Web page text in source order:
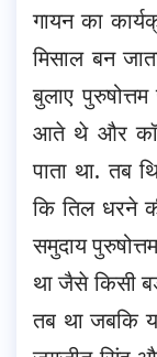
गायन का
मिसाल बन
बुलाए
आते थे और
पाता था. तब
कि तिल धरने
समुदाय
था जैसे किसी
तब था जबकि